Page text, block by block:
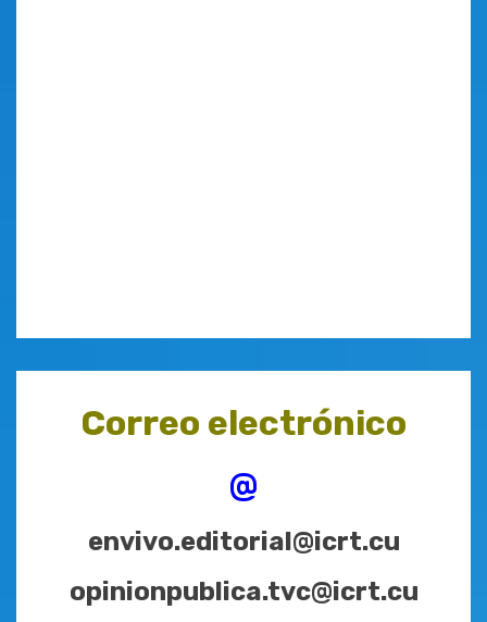
Correo electrónico
@
envivo.editorial@icrt.cu
opinionpublica.tvc@icrt.cu